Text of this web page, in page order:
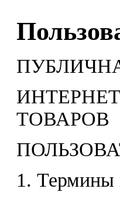
ИНТЕРНЕТ
ТОВАРОВ
1. Термины